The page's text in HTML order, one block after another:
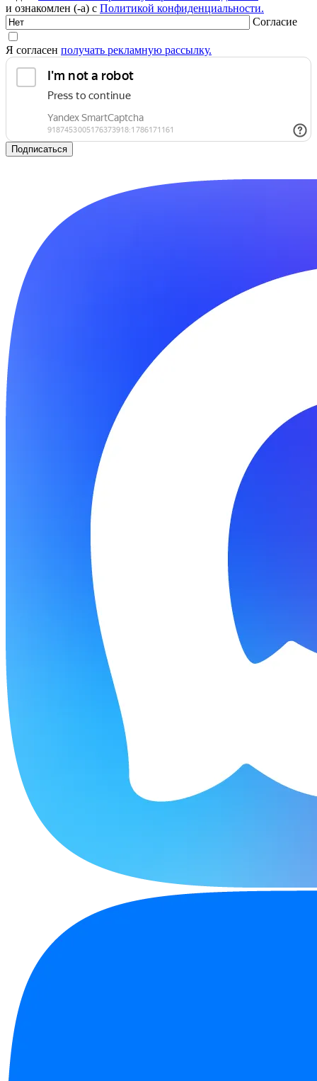
и ознакомлен (-а) с Политикой конфиденциальности.
Согласие
Я согласен получать рекламную рассылку.